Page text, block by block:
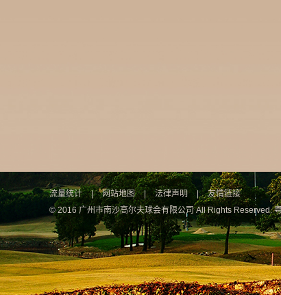
流量统计 | 网站地图 | 法律声明
友情链接
© 2016 广州市南沙高尔夫球会有限公司 All Rights Reserved.